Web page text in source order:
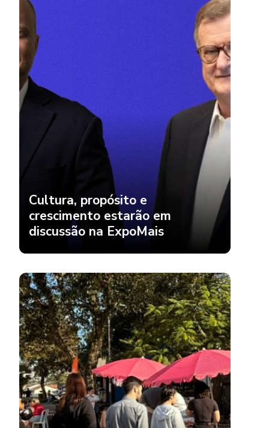
Cultura, propósito e
crescimento estarão em
discussão na ExpoMais